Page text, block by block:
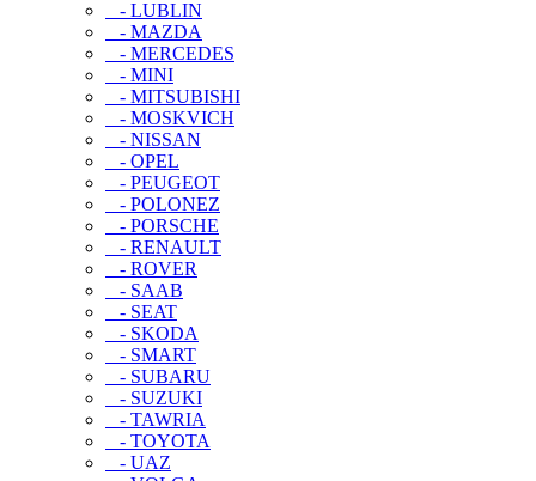
- LUBLIN
- MAZDA
- MERCEDES
- MINI
- MITSUBISHI
- MOSKVICH
- NISSAN
- OPEL
- PEUGEOT
- POLONEZ
- PORSCHE
- RENAULT
- ROVER
- SAAB
- SEAT
- SKODA
- SMART
- SUBARU
- SUZUKI
- TAWRIA
- TOYOTA
- UAZ